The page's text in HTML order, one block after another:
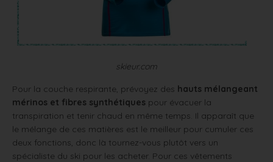
skieur.com
Pour la couche respirante, prévoyez des hauts mélangeant
mérinos et fibres synthétiques pour évacuer la
transpiration et tenir chaud en même temps. Il apparaît que
le mélange de ces matières est le meilleur pour cumuler ces
deux fonctions, donc là tournez-vous plutôt vers un
spécialiste du ski pour les acheter. Pour ces vêtements